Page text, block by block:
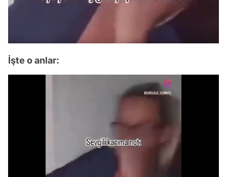
İşte o anlar: